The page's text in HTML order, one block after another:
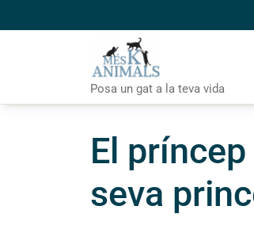
to
Posa un gat a la teva vida
El
seva